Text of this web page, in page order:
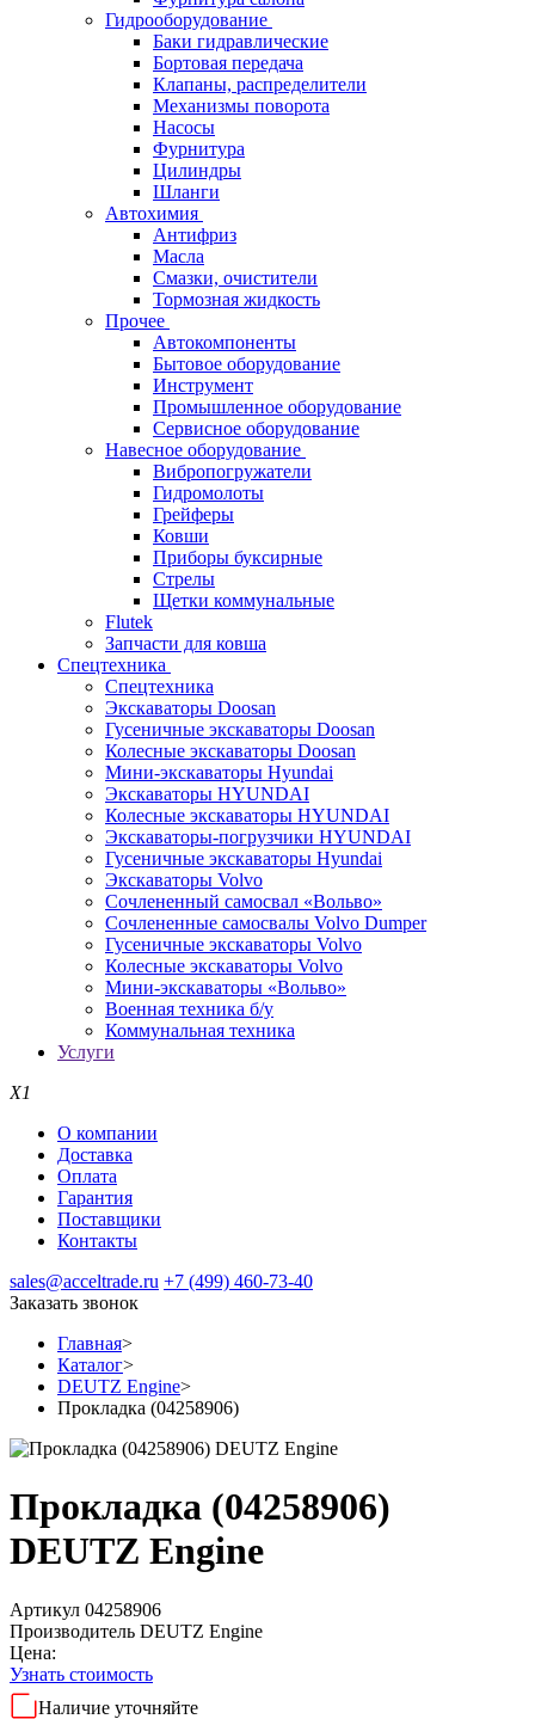
Гидрооборудование
Баки гидравлические
Бортовая передача
Клапаны, распределители
Механизмы поворота
Насосы
Фурнитура
Цилиндры
Шланги
Автохимия
Антифриз
Масла
Смазки, очистители
Тормозная жидкость
Прочее
Автокомпоненты
Бытовое оборудование
Инструмент
Промышленное оборудование
Сервисное оборудование
Навесное оборудование
Вибропогружатели
Гидромолоты
Грейферы
Ковши
Приборы буксирные
Стрелы
Щетки коммунальные
Flutek
Запчасти для ковша
Спецтехника
Спецтехника
Экскаваторы Doosan
Гусеничные экскаваторы Doosan
Колесные экскаваторы Doosan
Мини-экскаваторы Hyundai
Экскаваторы HYUNDAI
Колесные экскаваторы HYUNDAI
Экскаваторы-погрузчики HYUNDAI
Гусеничные экскаваторы Hyundai
Экскаваторы Volvo
Сочлененный самосвал «Вольво»
Сочлененные самосвалы Volvo Dumper
Гусеничные экскаваторы Volvo
Колесные экскаваторы Volvo
Мини-экскаваторы «Вольво»
Военная техника б/у
Коммунальная техника
Услуги
X1
О компании
Доставка
Оплата
Гарантия
Поставщики
Контакты
sales@acceltrade.ru +7 (499) 460-73-40
Заказать звонок
Главная>
Каталог>
DEUTZ Engine>
Прокладка (04258906)
Прокладка (04258906)
DEUTZ Engine
Артикул 04258906
Производитель DEUTZ Engine
Цена:
Узнать стоимость
Наличие уточняйте